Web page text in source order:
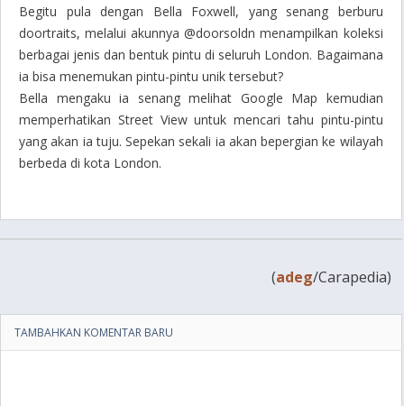
Begitu pula dengan Bella Foxwell, yang senang berburu
doortraits, melalui akunnya @doorsoldn menampilkan koleksi
berbagai jenis dan bentuk pintu di seluruh London. Bagaimana
ia bisa menemukan pintu-pintu unik tersebut?
Bella mengaku ia senang melihat Google Map kemudian
memperhatikan Street View untuk mencari tahu pintu-pintu
yang akan ia tuju. Sepekan sekali ia akan bepergian ke wilayah
berbeda di kota London.
(adeg/Carapedia)
TAMBAHKAN KOMENTAR BARU